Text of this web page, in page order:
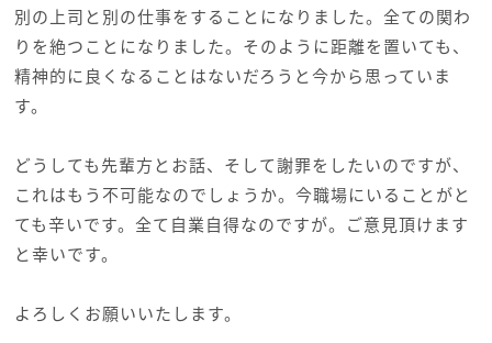
別の上司と別の仕事をすることになりました。全ての関わ
りを絶つことになりました。そのように距離を置いても、
精神的に良くなることはないだろうと今から思っていま
す。
どうしても先輩方とお話、そして謝罪をしたいのですが、
これはもう不可能なのでしょうか。今職場にいることがと
ても辛いです。全て自業自得なのですが。ご意見頂けます
と幸いです。
よろしくお願いいたします。